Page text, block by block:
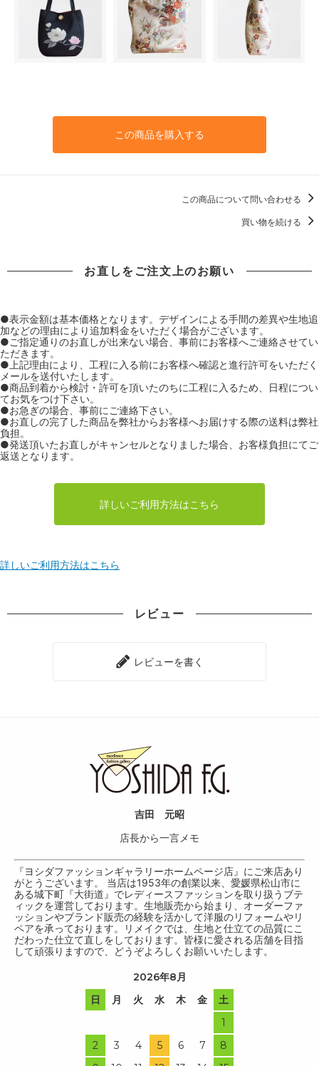
この商品を購入する
この商品について問い合わせる
買い物を続ける
お直しをご注文上のお願い
●表示金額は基本価格となります。デザインによる手間の差異や生地追
加などの理由により追加料金をいただく場合がございます。
●ご指定通りのお直しが出来ない場合、事前にお客様へご連絡させてい
ただきます。
●上記理由により、工程に入る前にお客様へ確認と進行許可をいただく
メールを送付いたします。
●商品到着から検討・許可を頂いたのちに工程に入るため、日程につい
てお気をつけ下さい。
●お急ぎの場合、事前にご連絡下さい。
●お直しの完了した商品を弊社からお客様へお届けする際の送料は弊社
負担。
●発送頂いたお直しがキャンセルとなりました場合、お客様負担にてご
返送となります。
詳しいご利用方法はこちら
詳しいご利用方法はこちら
レビュー
レビューを書く
吉田 元昭
店長から一言メモ
『ヨシダファッションギャラリーホームページ店』にご来店あり
がとうございます。 当店は1953年の創業以来、愛媛県松山市に
ある城下町『大街道』でレディースファッションを取り扱うブテ
ィックを運営しております。生地販売から始まり、オーダーファ
ッションやブランド販売の経験を活かして洋服のリフォームやリ
ペアを承っております。リメイクでは、生地と仕立ての品質にこ
だわった仕立て直しをしております。皆様に愛される店舗を目指
して頑張りますので、どうぞよろしくお願いいたします。
2026年8月
日
月 火 水 木 金
土
1
2
3 4 5 6 7
8